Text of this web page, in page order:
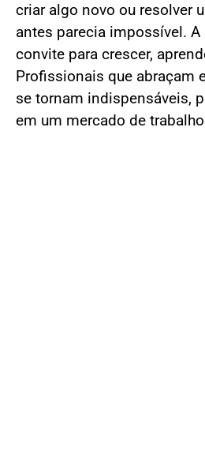
criar algo novo ou resolver
antes parecia impossível. A
convite para crescer,
Profissionais que abraçam
se tornam indispensáveis,
em um mercado de